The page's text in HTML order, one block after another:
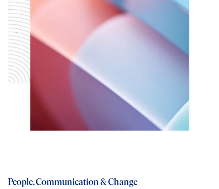
People, Communication & Change